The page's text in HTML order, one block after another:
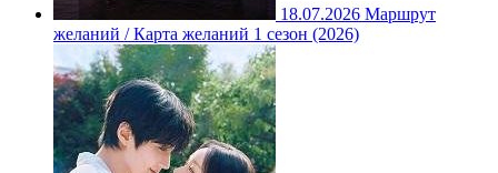
18.07.2026 Маршрут
желаний / Карта желаний 1 сезон (2026)